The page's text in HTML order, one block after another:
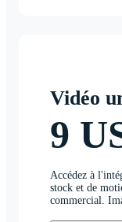
Vidéo
9
Accédez à
stock et de
commercial.